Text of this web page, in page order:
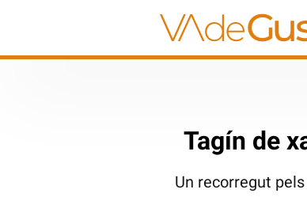
Tagín de
Un recorregut